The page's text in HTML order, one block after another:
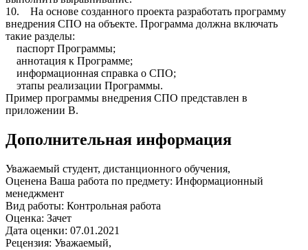
10. На основе созданного проекта разработать программу
внедрения СПО на объекте. Программа должна включать
такие разделы:
паспорт Программы;
аннотация к Программе;
информационная справка о СПО;
этапы реализации Программы.
Пример программы внедрения СПО представлен в
приложении В.
Дополнительная информация
Уважаемый студент, дистанционного обучения,
Оценена Ваша работа по предмету: Информационный
менеджмент
Вид работы: Контрольная работа
Оценка: Зачет
Дата оценки: 07.01.2021
Рецензия: Уважаемый,